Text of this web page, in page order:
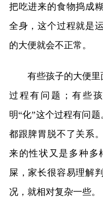
把吃进来的食物捣成
全身，这个过程就是
的大便就会不正常。
有些孩子的大便里
过程有问题；有些
明“化”这个过程有问题
都跟脾胃脱不了关系
来的性状又是多种多
屎，家长很容易理解
况，就相对复杂一些。